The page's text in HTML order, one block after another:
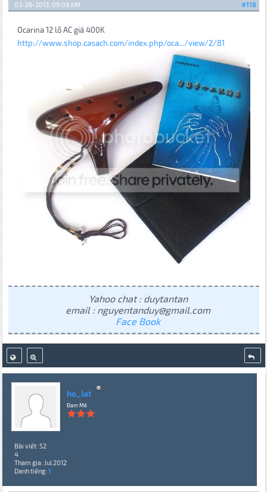
#118
03-26-2013, 09:09 AM
Ocarina 12 lỗ AC giá 400K
http://www.shop.casach.com/index.php/oca.../view/2/81
Yahoo chat : duytantan
email : nguyentanduy@gmail.com
Face Book
ho_lat
Đam Mê
Bài viết: 52
4
Tham gia: Jul 2012
Danh tiếng: 1